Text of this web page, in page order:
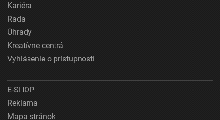
Kariéra
Rada
Úhrady
Kreatívne centrá
Vyhlásenie o prístupnosti
E-SHOP
Reklama
Mapa stránok